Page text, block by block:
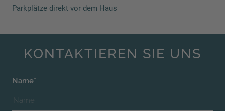
Parkplätze direkt vor dem Haus
KONTAKTIEREN SIE UNS
Name*